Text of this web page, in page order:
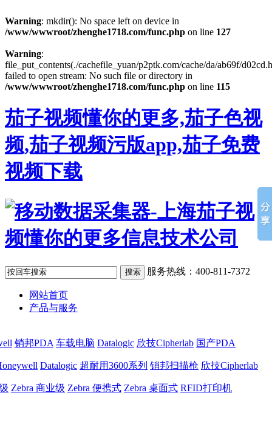
Warning: mkdir(): No space left on device in
/www/wwwroot/zhenghe1718.com/func.php on line 127
Warning:
file_put_contents(./cachefile_yuan/p2ptk.com/cache/da/ab69f/
failed to open stream: No such file or directory in
/www/wwwroot/zhenghe1718.com/func.php on line 115
茄子视频懂你的更多,茄子色视
频,茄子视频污版app,茄子免费
视频下载
服务热线：400-811-7372
网站首页
产品与服务
销邦PDA 车载电脑 Datalogic 欣技Cipherlab 国产PDA
Datalogic 超耐用3600系列 销邦扫描枪 欣技Cipherlab
Zebra 商业级 Zebra 便携式 Zebra 桌面式 RFID打印机